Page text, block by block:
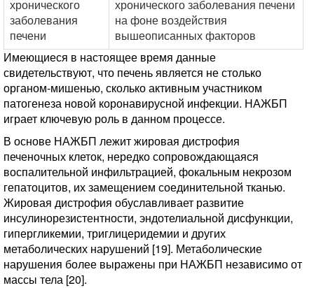
хронического
заболевания
печени
хронического заболевания печени
на фоне воздействия
вышеописанных факторов
Имеющиеся в настоящее время данные
свидетельствуют, что печень является не столько
органом-мишенью, сколько активным участником
патогенеза новой коронавирусной инфекции. НАЖБП
играет ключевую роль в данном процессе.
В основе НАЖБП лежит жировая дистрофия
печеночных клеток, нередко сопровождающаяся
воспалительной инфильтрацией, фокальным некрозом
гепатоцитов, их замещением соединительной тканью.
Жировая дистрофия обуславливает развитие
инсулинорезистентности, эндотелиальной дисфункции,
гипергликемии, триглицеридемии и других
метаболических нарушений [19]. Метаболические
нарушения более выражены при НАЖБП независимо от
массы тела [20].